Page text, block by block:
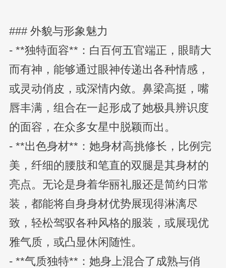
### 外貌与形象魅力
- **独特面容**：白百何五官端正，眼睛大
而有神，能够通过眼神传递出各种情感，
或灵动俏皮，或深情内敛。鼻梁高挺，嘴
唇丰满，组合在一起形成了她极具辨识度
的面容，在众多女星中脱颖而出。
- **出色身材**：她身材高挑修长，比例完
美，纤细的腰肢和笔直的双腿是其身材的
亮点。无论是身着华丽礼服还是简约日常
装，都能将自身身材优势展现得淋漓尽
致，轻松驾驭各种风格的服装，或展现优
雅气质，或凸显休闲随性。
- **气质独特**：她身上混合了成熟与俏